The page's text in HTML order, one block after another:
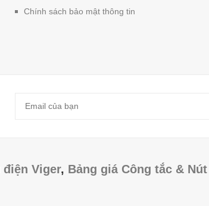
Chính sách bảo mật thông tin
Viger, Bảng giá Công tắc &